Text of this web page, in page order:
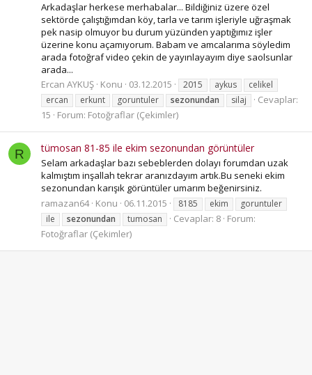
Arkadaşlar herkese merhabalar... Bildiğiniz üzere özel
sektörde çalıştığımdan köy, tarla ve tarım işleriyle uğraşmak
pek nasip olmuyor bu durum yüzünden yaptığımız işler
üzerine konu açamıyorum. Babam ve amcalarıma söyledim
arada fotoğraf video çekin de yayınlayayım diye saolsunlar
arada...
Ercan AYKUŞ Konu 03.12.2015 2015 aykus
celikel
ercan
erkunt goruntuler sezonundan silaj
Cevaplar:
15
Forum: Fotoğraflar (Çekimler)
R tümosan 81-85 ile ekim sezonundan görüntüler
Selam arkadaşlar bazı sebeblerden dolayı forumdan uzak
kalmıştım inşallah tekrar aranızdayım artık.Bu seneki ekim
sezonundan karışık görüntüler umarım beğenirsiniz.
ramazan64 Konu 06.11.2015 8185 ekim
goruntuler
ile
sezonundan tumosan Cevaplar: 8 Forum:
Fotoğraflar (Çekimler)